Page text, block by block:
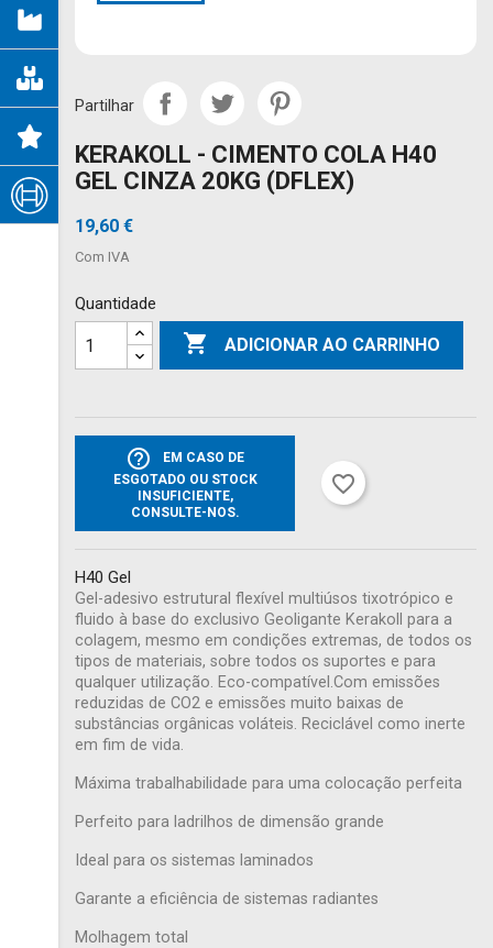
Partilhar
KERAKOLL - CIMENTO COLA H40
GEL CINZA 20KG (DFLEX)
19,60 €
Com IVA
Quantidade
 ADICIONAR AO CARRINHO
help_outline
EM CASO DE
ESGOTADO OU STOCK
INSUFICIENTE,
CONSULTE-NOS.
favorite_border
H40 Gel
Gel-adesivo estrutural flexível multiúsos tixotrópico e
fluido à base do exclusivo Geoligante Kerakoll para a
colagem, mesmo em condições extremas, de todos os
tipos de materiais, sobre todos os suportes e para
qualquer utilização. Eco-compatível.Com emissões
reduzidas de CO2 e emissões muito baixas de
substâncias orgânicas voláteis. Reciclável como inerte
em fim de vida.
Máxima trabalhabilidade para uma colocação perfeita
Perfeito para ladrilhos de dimensão grande
Ideal para os sistemas laminados
Garante a eficiência de sistemas radiantes
Molhagem total